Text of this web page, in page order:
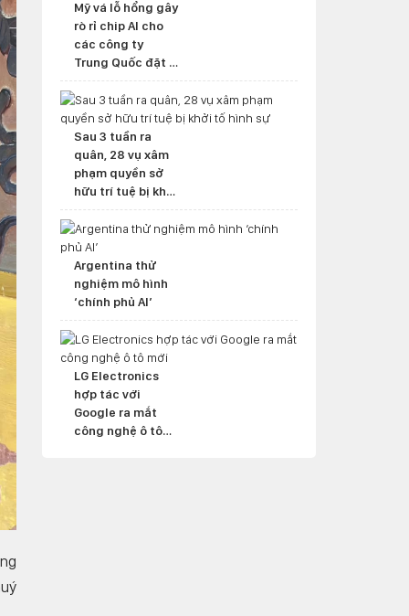
Mỹ vá lỗ hổng gây
rò rỉ chip AI cho
các công ty
Trung Quốc đặt ở
nước ngoài
Sau 3 tuần ra
quân, 28 vụ xâm
phạm quyền sở
hữu trí tuệ bị khởi
tố hình sự
Argentina thử
nghiệm mô hình
‘chính phủ AI’
LG Electronics
hợp tác với
Google ra mắt
công nghệ ô tô